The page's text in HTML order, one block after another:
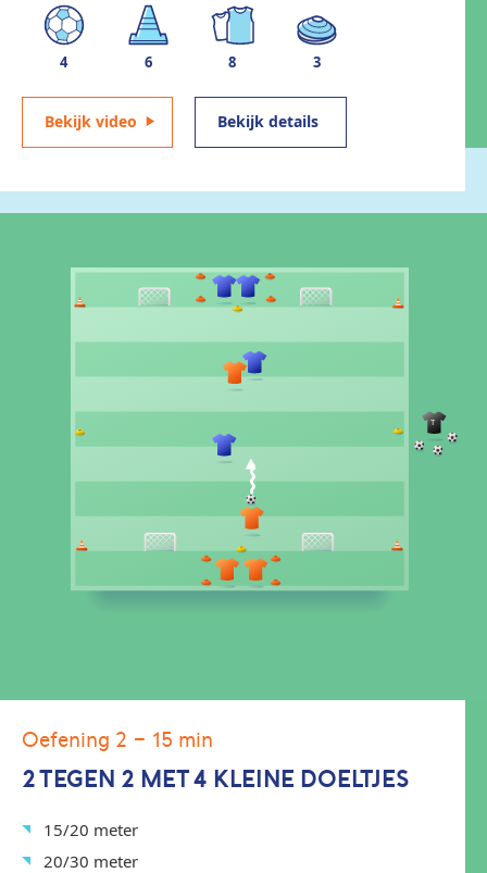
4 6 8 3
Bekijk video Bekijk details
Oefening 2 - 15 min
2 TEGEN 2 MET 4 KLEINE DOELTJES
15/20 meter
20/30 meter